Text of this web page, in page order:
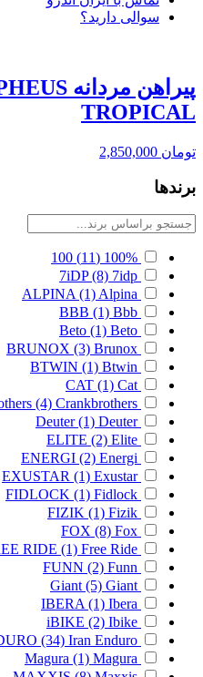
سوالی دارید؟
TROPICAL
تومان
برندها
100%
(11)
100
7iDP (8) 7idp
ALPINA (1) Alpina
BBB (1) Bbb
Beto (1) Beto
BRUNOX (3) Brunox
BTWIN (1) Btwin
CAT (1) Cat
(4) Crankbrothers
Deuter (1) Deuter
ELITE (2) Elite
ENERGI (2) Energi
EXUSTAR (1) Exustar
FIDLOCK (1) Fidlock
FIZIK (1) Fizik
FOX (8) Fox
RIDE (1) Free Ride
FUNN (2) Funn
Giant (5) Giant
IBERA (1) Ibera
iBIKE (2) Ibike
(34) Iran Enduro
Magura (1) Magura